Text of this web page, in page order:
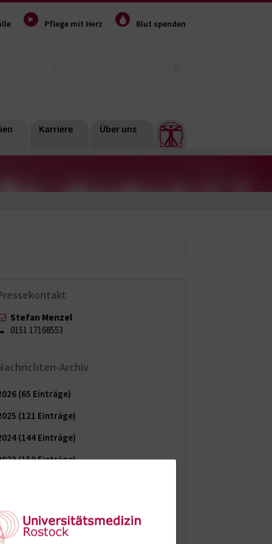
Pflege mit Herz Blut spenden
Karriere Über uns
Stefan Menzel
0151 17168553
Archiv
(65 Einträge)
(121 Einträge)
(144 Einträge)
(150 Einträge)
(154 Einträge)